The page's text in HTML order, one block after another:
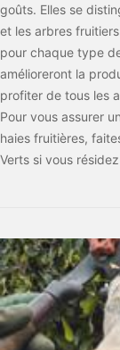
goûts. Elles se
et les arbres
pour chaque type
amélioreront la
profiter de tous les
Pour vous assurer
haies fruitières,
Verts si vous